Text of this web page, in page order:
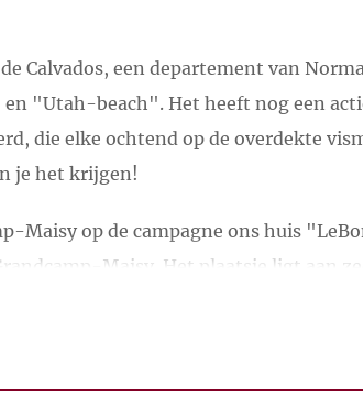
Calvados, een departement van
"Utah-beach". Het heeft nog een
die elke ochtend op de overdekte
je het krijgen!
Maisy op de campagne ons huis
Maisy. Het plaatsje ligt aan
voorzieningen om er een